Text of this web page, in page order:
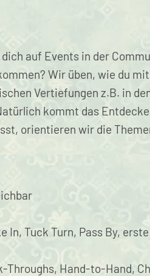
auf Events in der
Wir üben, wie du
Vertiefungen z.B. in
kommt das
orientieren wir die
Tuck Turn, Pass By,
Hand-to-Hand,